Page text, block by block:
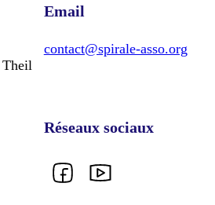
Theil
Email
contact@spirale-asso.org
Réseaux sociaux
Follow us on Facebook
Follow us on YouTube